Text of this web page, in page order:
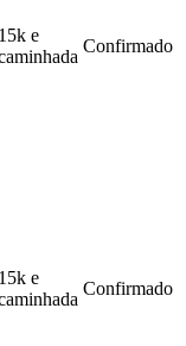
15k e
Confirmado
15k e
Confirmado